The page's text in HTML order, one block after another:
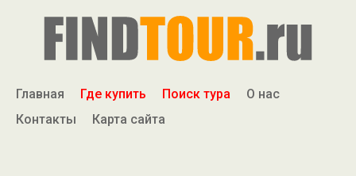
Главная Где купить Поиск тура
О нас
Контакты
Карта сайта